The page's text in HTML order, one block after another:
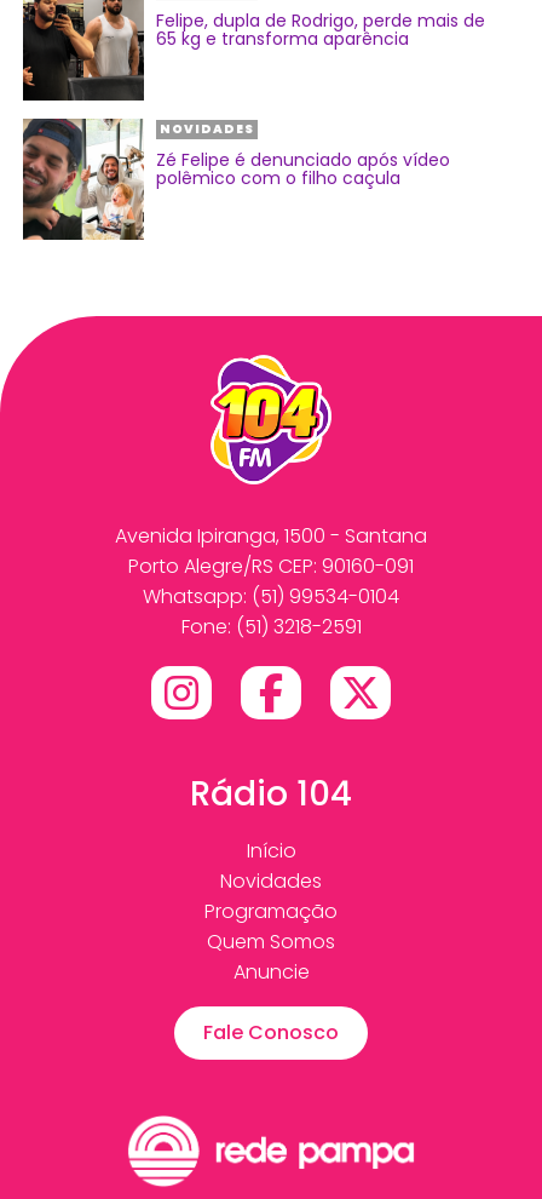
Felipe, dupla de Rodrigo, perde mais de
65 kg e transforma aparência
NOVIDADES
Zé Felipe é denunciado após vídeo
polêmico com o filho caçula
Avenida Ipiranga, 1500 - Santana
Porto Alegre/RS CEP: 90160-091
Whatsapp: (51) 99534-0104
Fone: (51) 3218-2591
Rádio 104
Início
Novidades
Programação
Quem Somos
Anuncie
Fale Conosco